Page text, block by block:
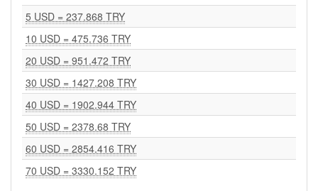
5 USD = 237.868 TRY
10 USD = 475.736 TRY
20 USD = 951.472 TRY
30 USD = 1427.208 TRY
40 USD = 1902.944 TRY
50 USD = 2378.68 TRY
60 USD = 2854.416 TRY
70 USD = 3330.152 TRY